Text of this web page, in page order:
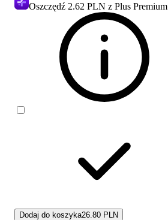
Oszczędź 2.62 PLN z Plus Premium
Dodaj do koszyka26.80 PLN